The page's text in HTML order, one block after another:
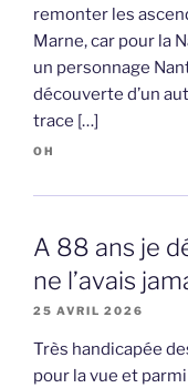
remonter les
Marne, car pour la
un personnage
découverte d’un
trace […]
OH
A 88 ans je
ne l’avais
25 AVRIL 2026
Très handicapée
pour la vue et